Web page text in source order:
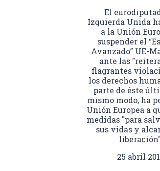
El
Izquierda Unida
a la Unión
suspender el
Avanzado” UE-
ante las
flagrantes
los derechos
parte de éste
mismo modo, ha
Unión Europea a
medidas "para
sus vidas y
25 abril